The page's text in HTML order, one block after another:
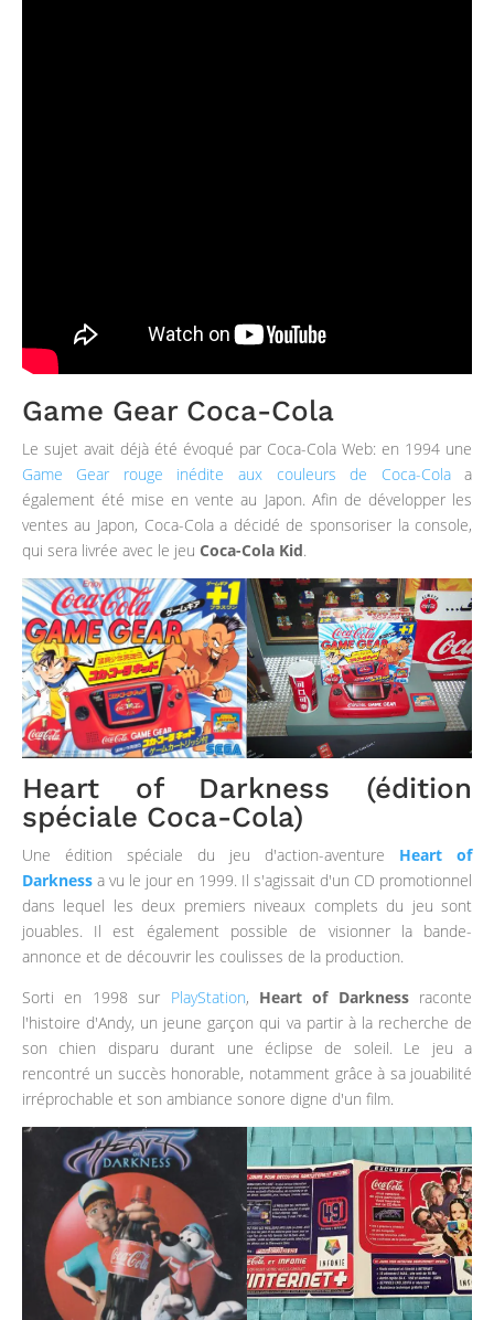
Game Gear Coca-Cola
Le sujet avait déjà été évoqué par Coca-Cola Web: en 1994 une
Game Gear rouge inédite aux couleurs de Coca-Colaa
également été mise en vente au Japon. Afin de développer les
ventes au Japon, Coca-Cola a décidé de sponsoriser la console,
qui sera livrée avec le jeu Coca-Cola Kid.
Heart of Darkness (édition
spéciale Coca-Cola)
Une édition spéciale du jeu d'action-aventure Heart of
Darknessa vu le jour en 1999. Il s'agissait d'un CD promotionnel
dans lequel les deux premiers niveaux complets du jeu sont
jouables. Il est également possible de visionner la bande-
annonce et de découvrir les coulisses de la production.
Sorti en 1998 sur PlayStation, Heart of Darknessraconte
l'histoire d'Andy, un jeune garçon qui va partir à la recherche de
son chien disparu durant une éclipse de soleil. Le jeu a
rencontré un succès honorable, notamment grâce à sa jouabilité
irréprochable et son ambiance sonore digne d'un film.